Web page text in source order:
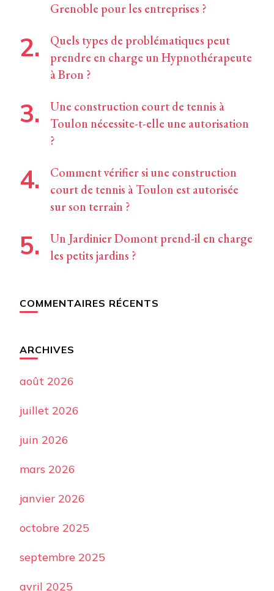
Grenoble pour les entreprises ?
Quels types de problématiques peut
prendre en charge un Hypnothérapeute
à Bron ?
Une construction court de tennis à
Toulon nécessite-t-elle une autorisation
?
Comment vérifier si une construction
court de tennis à Toulon est autorisée
sur son terrain ?
Un Jardinier Domont prend-il en charge
les petits jardins ?
COMMENTAIRES RÉCENTS
ARCHIVES
août 2026
juillet 2026
juin 2026
mars 2026
janvier 2026
octobre 2025
septembre 2025
avril 2025